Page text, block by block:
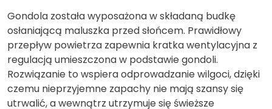
Gondola została wyposażona w składaną budkę
osłaniającą maluszka przed słońcem. Prawidłowy
przepływ powietrza zapewnia kratka wentylacyjna z
regulacją umieszczona w podstawie gondoli.
Rozwiązanie to wspiera odprowadzanie wilgoci, dzięki
czemu nieprzyjemne zapachy nie mają szansy się
utrwalić, a wewnątrz utrzymuje się świeższe